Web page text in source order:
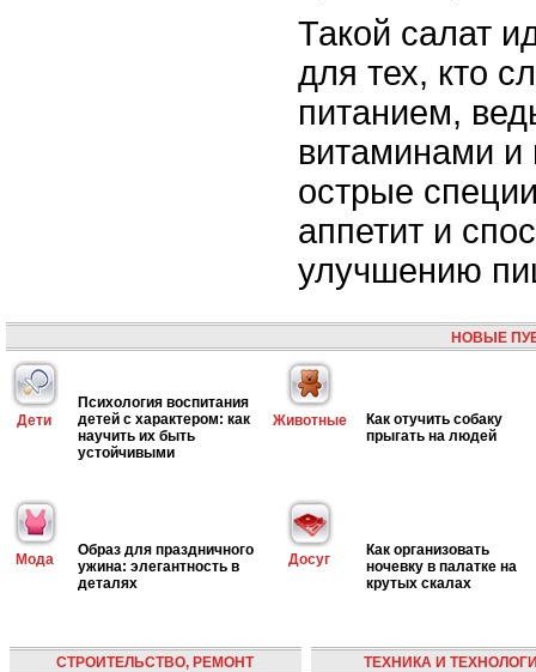
Такой салат
для тех, кто
питанием,
витаминами и
острые
аппетит и
улучшению
НОВЫЕ
Дети
Психология воспитания
детей с характером: как
научить их быть
устойчивыми
Животные
Как отучить собаку
прыгать на людей
Мода
Образ для праздничного
ужина: элегантность в
деталях
Досуг
Как организовать
ночевку в палатке на
крутых скалах
СТРОИТЕЛЬСТВО, РЕМОНТ ТЕХНИКА И